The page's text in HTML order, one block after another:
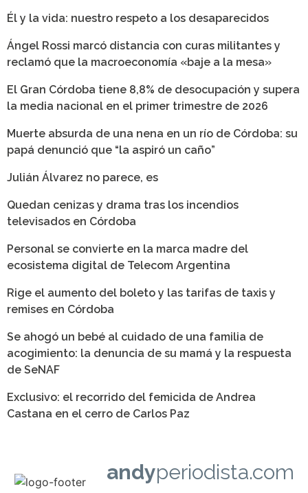
Él y la vida: nuestro respeto a los desaparecidos
Ángel Rossi marcó distancia con curas militantes y
reclamó que la macroeconomía «baje a la mesa»
El Gran Córdoba tiene 8,8% de desocupación y supera
la media nacional en el primer trimestre de 2026
Muerte absurda de una nena en un río de Córdoba: su
papá denunció que “la aspiró un caño”
Julián Álvarez no parece, es
Quedan cenizas y drama tras los incendios
televisados en Córdoba
Personal se convierte en la marca madre del
ecosistema digital de Telecom Argentina
Rige el aumento del boleto y las tarifas de taxis y
remises en Córdoba
Se ahogó un bebé al cuidado de una familia de
acogimiento: la denuncia de su mamá y la respuesta
de SeNAF
Exclusivo: el recorrido del femicida de Andrea
Castana en el cerro de Carlos Paz
andyperiodista.com